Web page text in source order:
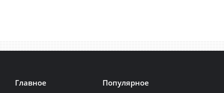
Главное Популярное